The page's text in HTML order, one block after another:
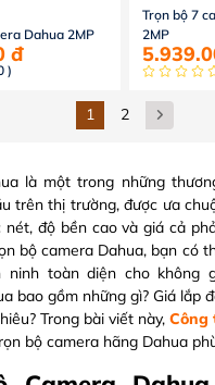
Dahua 2MP
đ
)
Trọn bộ 7
2MP
1 2
là một trong những
trên thị trường, được ưa
nét, độ bền cao và giá cả
bộ camera Dahua, bạn có
ninh toàn diện cho không
bao gồm những gì? Giá lắp
Trong bài viết này, Công
bộ camera hãng Dahua